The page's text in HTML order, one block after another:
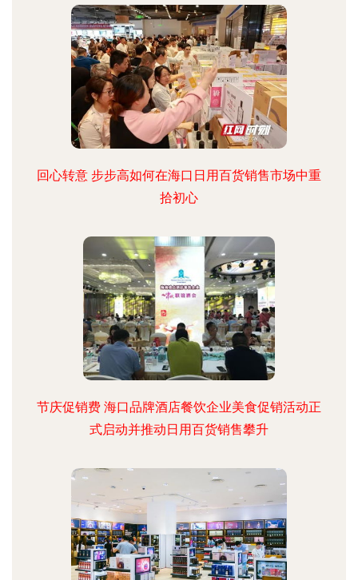
回心转意 步步高如何在海口日用百货销售市场中重
拾初心
节庆促销费 海口品牌酒店餐饮企业美食促销活动正
式启动并推动日用百货销售攀升